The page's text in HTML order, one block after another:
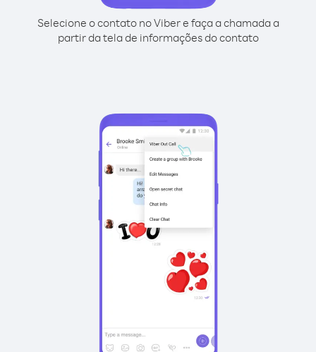
Selecione o contato no Viber e faça a chamada a
partir da tela de informações do contato